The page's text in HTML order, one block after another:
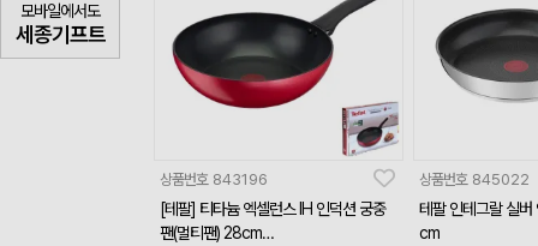
모바일에서도
세종기프트
상품번호 843196
[테팔] 티타늄 엑셀런스 IH 인덕션 궁중
팬(멀티팬) 28cm
상품번호 845022
테팔 인테그랄 실
cm